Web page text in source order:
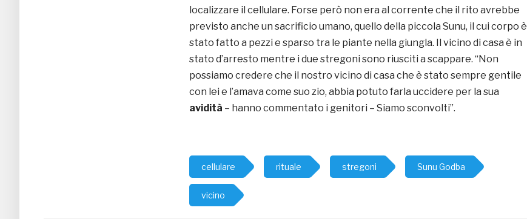
localizzare il cellulare. Forse però non era al corrente che il rito avrebbe
previsto anche un sacrificio umano, quello della piccola Sunu, il cui corpo è
stato fatto a pezzi e sparso tra le piante nella giungla. Il vicino di casa è in
stato d’arresto mentre i due stregoni sono riusciti a scappare. “Non
possiamo credere che il nostro vicino di casa che è stato sempre gentile
con lei e l’amava come suo zio, abbia potuto farla uccidere per la sua
avidità – hanno commentato i genitori – Siamo sconvolti”.
cellulare rituale stregoni Sunu Godba
vicino